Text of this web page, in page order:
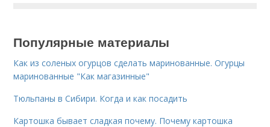
Популярные материалы
Как из соленых огурцов сделать маринованные. Огурцы
маринованные "Как магазинные"
Тюльпаны в Сибири. Когда и как посадить
Картошка бывает сладкая почему. Почему картошка